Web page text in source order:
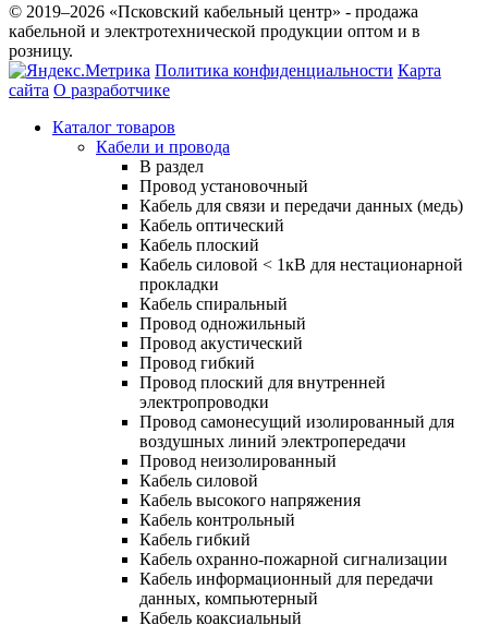
© 2019–2026 «Псковский кабельный центр» - продажа
кабельной и электротехнической продукции оптом и в
розницу.
Политика конфиденциальности Карта
сайта О разработчике
Каталог товаров
Кабели и провода
В раздел
Провод установочный
Кабель для связи и передачи данных (медь)
Кабель оптический
Кабель плоский
Кабель силовой < 1кВ для нестационарной
прокладки
Кабель спиральный
Провод одножильный
Провод акустический
Провод гибкий
Провод плоский для внутренней
электропроводки
Провод самонесущий изолированный для
воздушных линий электропередачи
Провод неизолированный
Кабель силовой
Кабель высокого напряжения
Кабель контрольный
Кабель гибкий
Кабель охранно-пожарной сигнализации
Кабель информационный для передачи
данных, компьютерный
Кабель коаксиальный